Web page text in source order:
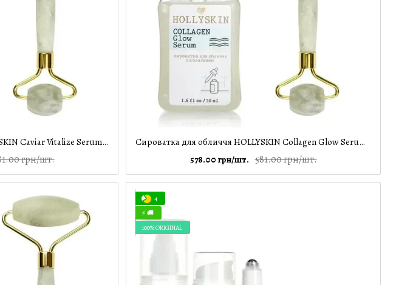
Сироватка для обличчя HOLLYSKIN Caviar Vitalize Serum + Ролер для обличчя, 30 мл
грн/шт.
Сироватка для обличчя HOLLYSKIN Collagen Glow Serum + Ролер для обличчя, 30 мл
581.00 грн/шт.
578.00 грн/шт.
4
⚡ 🚚
100% ORIGINAL